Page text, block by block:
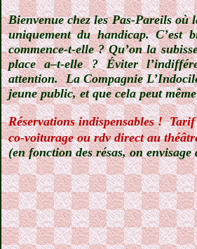
Bienvenue chez les Pas-Pareils où
uniquement du handicap.
commence-t-elle ? Qu’on la
place a–t-elle ? Éviter
attention. La Compagnie
jeune public, et que cela peut
Réservations indispensables ! Tarif
co-voiturage ou rdv direct au
(en fonction des résas, on